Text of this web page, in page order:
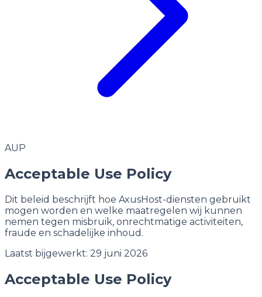
AUP
Acceptable Use Policy
Dit beleid beschrijft hoe AxusHost-diensten gebruikt
mogen worden en welke maatregelen wij kunnen
nemen tegen misbruik, onrechtmatige activiteiten,
fraude en schadelijke inhoud.
Laatst bijgewerkt: 29 juni 2026
Acceptable Use Policy